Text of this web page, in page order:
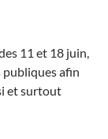
11 et 18 juin,
publiques afin
et surtout